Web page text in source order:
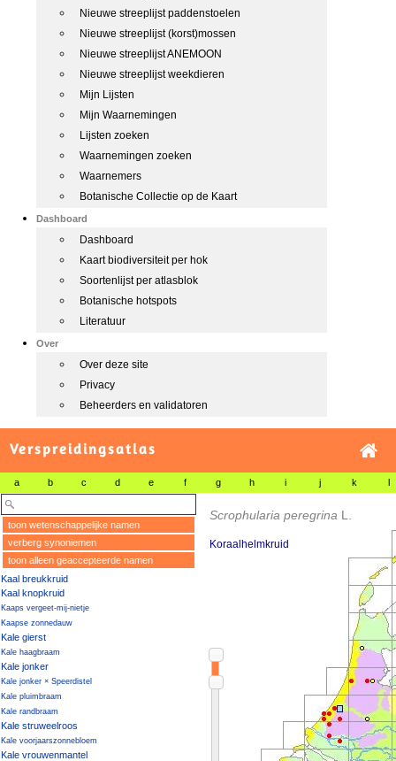
Nieuwe streeplijst paddenstoelen
Nieuwe streeplijst (korst)mossen
Nieuwe streeplijst ANEMOON
Nieuwe streeplijst weekdieren
Mijn Lijsten
Mijn Waarnemingen
Lijsten zoeken
Waarnemingen zoeken
Waarnemers
Botanische Collectie op de Kaart
Dashboard
Dashboard
Kaart biodiversiteit per hok
Soortenlijst per atlasblok
Botanische hotspots
Literatuur
Over
Over deze site
Privacy
Beheerders en validatoren
Verspreidingsatlas
a b c d e f g h i j k l
toon wetenschappelijke namen
verberg synoniemen
toon alleen geaccepteerde namen
Kaal breukkruid
Kaal knopkruid
Kaaps vergeet-mij-nietje
Kaapse zonnedauw
Kale gierst
Kale haagbraam
Kale jonker
Kale jonker × Speerdistel
Kale pluimbraam
Kale randbraam
Kale struweelroos
Kale voorjaarszonnebloem
Kale vrouwenmantel
Scrophularia peregrina L.
Koraalhelmkruid